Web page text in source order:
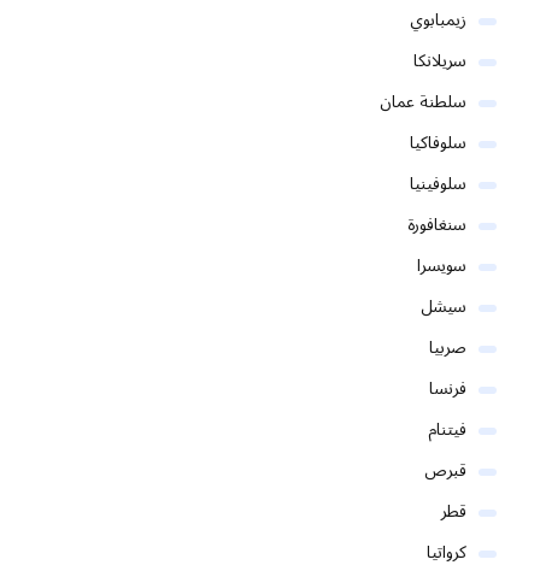
زيمبابوي
سريلانكا
سلطنة عمان
سلوفاكيا
سلوفينيا
سنغافورة
سويسرا
سيشل
صربيا
فرنسا
فيتنام
قبرص
قطر
كرواتيا